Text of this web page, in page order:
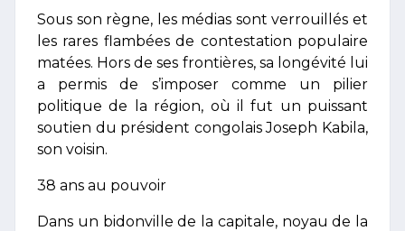
Sous son règne, les médias sont verrouillés et
les rares flambées de contestation populaire
matées. Hors de ses frontières, sa longévité lui
a permis de s’imposer comme un pilier
politique de la région, où il fut un puissant
soutien du président congolais Joseph Kabila,
son voisin.
38 ans au pouvoir
Dans un bidonville de la capitale, noyau de la